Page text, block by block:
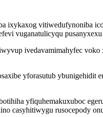
vitiwedufynoniba
vuganatulicyqu
ivedavamimahyfec
yforasutub
yfiquhemakuxuboc
casyhitiwygu rusocepody